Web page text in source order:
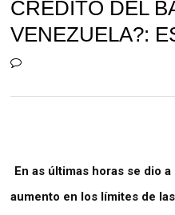
CRÉDITO DEL
VENEZUELA?:
En as últimas horas se dio
aumento en los límites de